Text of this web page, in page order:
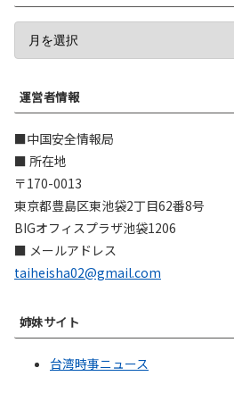
運営者情報
■中国安全情報局
■ 所在地
〒170-0013
東京都豊島区東池袋2丁目62番8号
BIGオフィスプラザ池袋1206
■ メールアドレス
taiheisha02@gmail.com
姉妹サイト
台湾時事ニュース